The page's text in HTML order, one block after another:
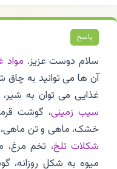
پاسخ
سلام دوست عزیز. مواد
آن ها می توانید به چاق
غذایی می توان به
سیب زمینی، گوشت
خشک، ماهی و تن
شکلات تلخ، تخم مرغ،
میوه به شکل روزانه،